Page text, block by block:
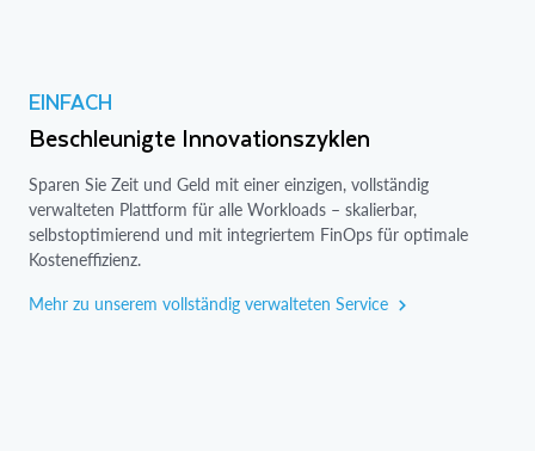
EINFACH
Beschleunigte Innovationszyklen
Sparen Sie Zeit und Geld mit einer einzigen, vollständig
verwalteten Plattform für alle Workloads – skalierbar,
selbstoptimierend und mit integriertem FinOps für optimale
Kosteneffizienz.
Mehr zu unserem vollständig verwalteten Service